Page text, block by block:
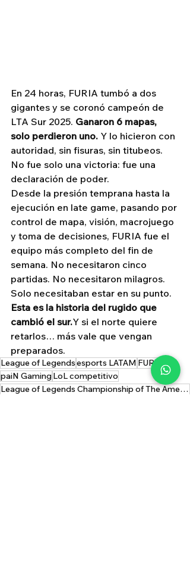
En 24 horas, FURIA tumbó a dos
gigantes y se coronó campeón de
LTA Sur 2025. Ganaron 6 mapas,
solo perdieron uno. Y lo hicieron con
autoridad, sin fisuras, sin titubeos.
No fue solo una victoria: fue una
declaración de poder.
Desde la presión temprana hasta la
ejecución en late game, pasando por
control de mapa, visión, macrojuego
y toma de decisiones, FURIA fue el
equipo más completo del fin de
semana. No necesitaron cinco
partidas. No necesitaron milagros.
Solo necesitaban estar en su punto.
Esta es la historia del rugido que
cambió el sur.Y si el norte quiere
retarlos… más vale que vengan
preparados.
League of Legendsesports LATAM FURIA
paiN GamingLoL competitivo
League of Legends Championship of The Americas